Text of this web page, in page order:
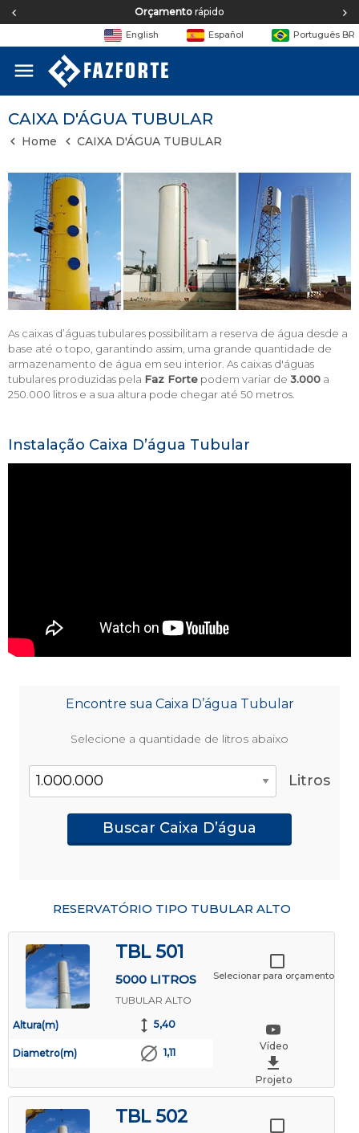
Equipe deengenharia
English Español Português BR
menu
CAIXA D'ÁGUA TUBULAR
Home CAIXA D'ÁGUA TUBULAR
As caixas d’águas tubulares possibilitam a reserva de água desde a
base até o topo, garantindo assim, uma grande quantidade de
armazenamento de água em seu interior. As caixas d'águas
tubulares produzidas pela Faz Forte podem variar de 3.000 a
250.000 litros e a sua altura pode chegar até 50 metros.
Instalação Caixa D’água Tubular
Encontre sua Caixa D’água Tubular
Selecione a quantidade de litros abaixo
Litros
Buscar Caixa D’água
RESERVATÓRIO TIPO TUBULAR ALTO
TBL 501
5000 LITROS
TUBULAR ALTO
Vídeo
Projeto
Altura(m) 5,40
Diametro(m) 1,11
Selecionar para orçamento
TBL 502